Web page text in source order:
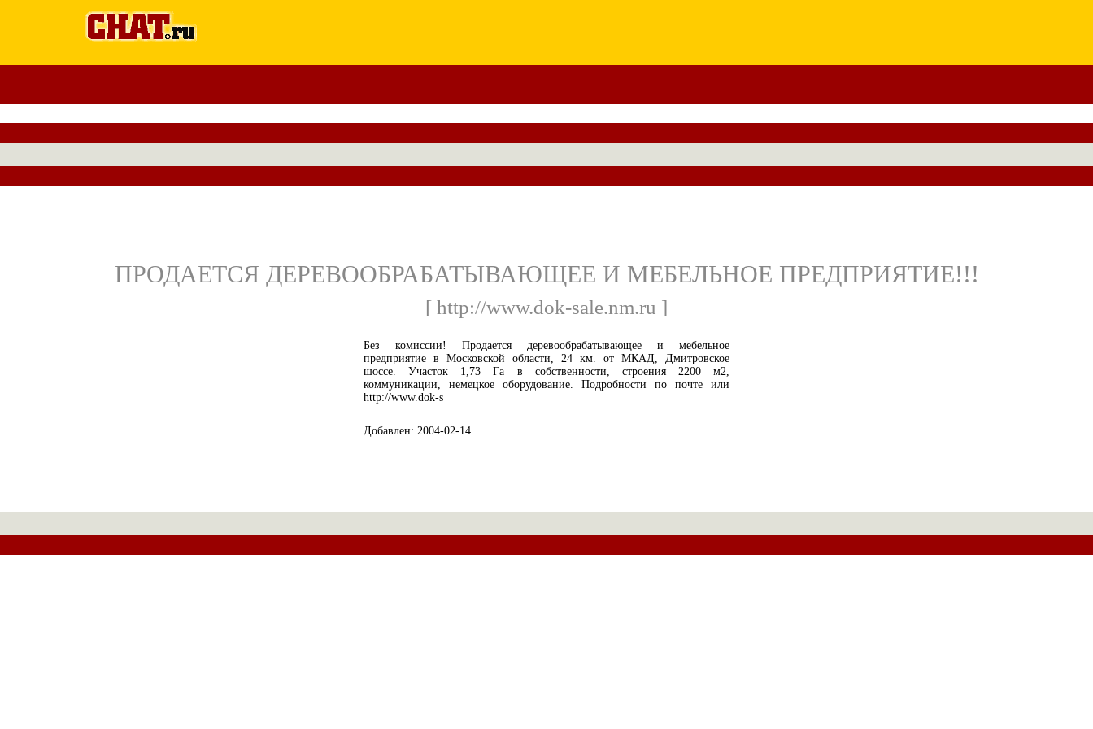
ПРОДАЕТСЯ ДЕРЕВООБРАБАТЫВАЮЩЕЕ И МЕБЕЛЬНОЕ ПРЕДПРИЯТИЕ!!!
[ http://www.dok-sale.nm.ru ]
Без комиссии! Продается деревообрабатывающее и мебельное
предприятие в Московской области, 24 км. от МКАД, Дмитровское
шоссе. Участок 1,73 Га в собственности, строения 2200 м2,
коммуникации, немецкое оборудование. Подробности по почте или
http://www.dok-s
Добавлен: 2004-02-14